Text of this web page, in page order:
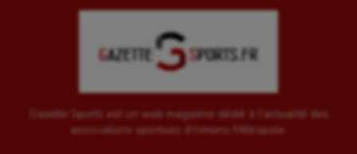
Gazette Sports est un web magazine dédié à l'actualité des
associations sportives d'Amiens Métropole.